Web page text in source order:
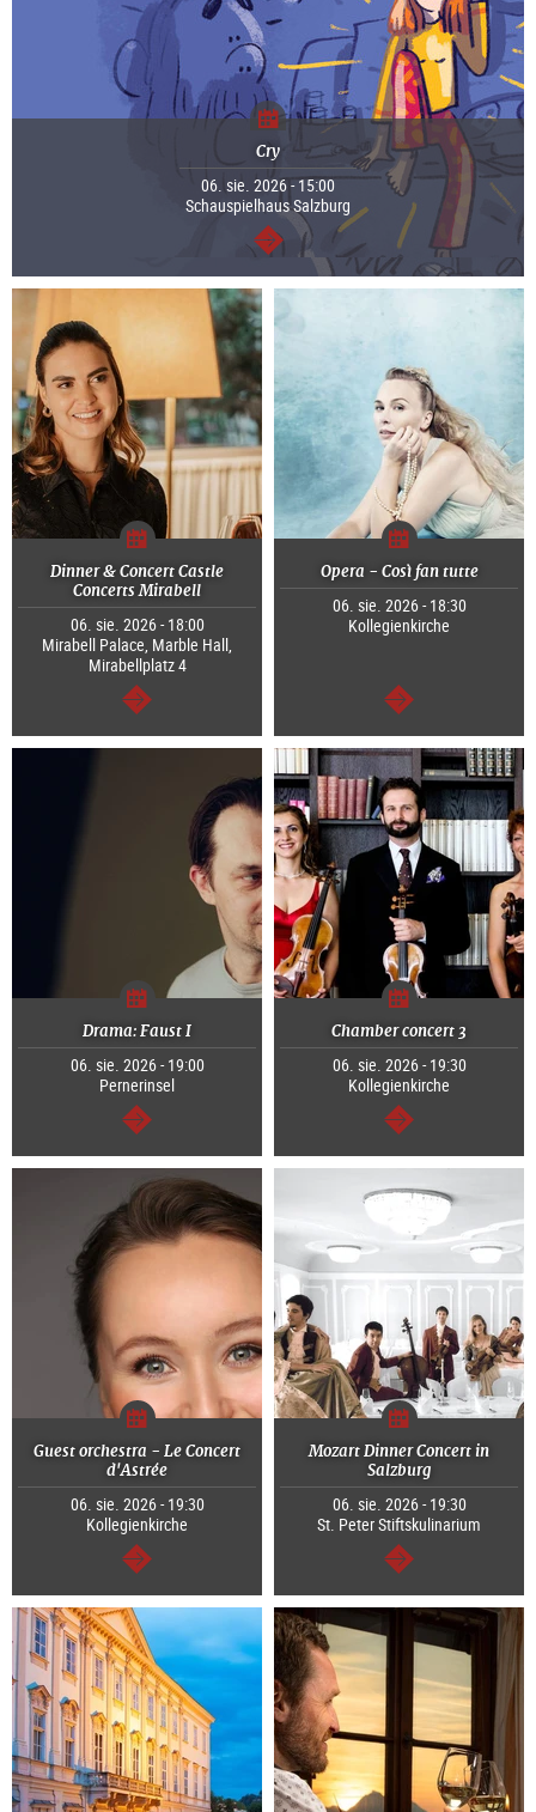
Cry
06. sie. 2026 - 15:00
Schauspielhaus Salzburg
dalej
Dinner & Concert Castle
Concerts Mirabell
06. sie. 2026 - 18:00
Mirabell Palace, Marble Hall,
Mirabellplatz 4
dalej
Opera - Così fan tutte
06. sie. 2026 - 18:30
Kollegienkirche
dalej
Drama: Faust I
06. sie. 2026 - 19:00
Pernerinsel
dalej
Chamber concert 3
06. sie. 2026 - 19:30
Kollegienkirche
dalej
Guest orchestra - Le Concert
d'Astrée
06. sie. 2026 - 19:30
Kollegienkirche
dalej
Mozart Dinner Concert in
Salzburg
06. sie. 2026 - 19:30
St. Peter Stiftskulinarium
dalej